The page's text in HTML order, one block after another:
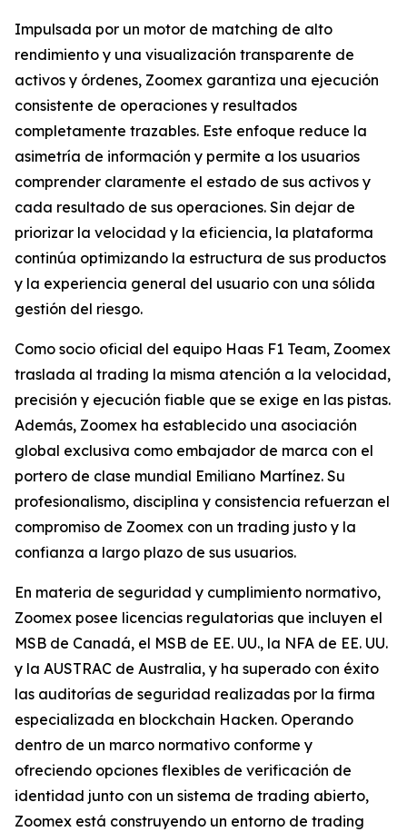
Impulsada por un motor de matching de alto
rendimiento y una visualización transparente de
activos y órdenes, Zoomex garantiza una ejecución
consistente de operaciones y resultados
completamente trazables. Este enfoque reduce la
asimetría de información y permite a los usuarios
comprender claramente el estado de sus activos y
cada resultado de sus operaciones. Sin dejar de
priorizar la velocidad y la eficiencia, la plataforma
continúa optimizando la estructura de sus productos
y la experiencia general del usuario con una sólida
gestión del riesgo.
Como socio oficial del equipo Haas F1 Team, Zoomex
traslada al trading la misma atención a la velocidad,
precisión y ejecución fiable que se exige en las pistas.
Además, Zoomex ha establecido una asociación
global exclusiva como embajador de marca con el
portero de clase mundial Emiliano Martínez. Su
profesionalismo, disciplina y consistencia refuerzan el
compromiso de Zoomex con un trading justo y la
confianza a largo plazo de sus usuarios.
En materia de seguridad y cumplimiento normativo,
Zoomex posee licencias regulatorias que incluyen el
MSB de Canadá, el MSB de EE. UU., la NFA de EE. UU.
y la AUSTRAC de Australia, y ha superado con éxito
las auditorías de seguridad realizadas por la firma
especializada en blockchain Hacken. Operando
dentro de un marco normativo conforme y
ofreciendo opciones flexibles de verificación de
identidad junto con un sistema de trading abierto,
Zoomex está construyendo un entorno de trading